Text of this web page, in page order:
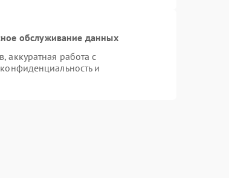
обслуживание данных
аккуратная работа с
и